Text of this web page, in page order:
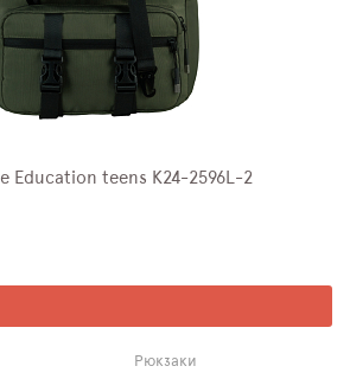
Education teens K24-2596L-2
Рюкзаки